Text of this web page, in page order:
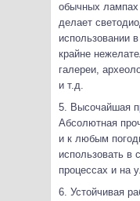
обычных лампах
делает
использовании
крайне
галереи,
и т.д.
5. Высочайшая
Абсолютная
и к любым
использовать в
процессах и на
6. Устойчивая